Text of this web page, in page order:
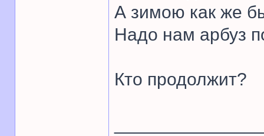
А зимою как же
Надо нам арбуз
Кто продолжит?